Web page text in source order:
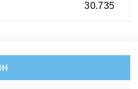
30.735